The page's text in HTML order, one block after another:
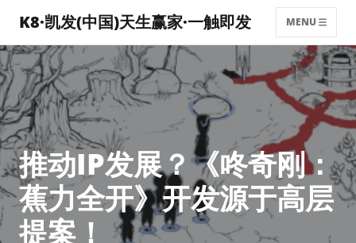
K8·凯发(中国)天生赢家·一触即发 MENU
推动IP发展？《咚奇刚：
蕉力全开》开发源于高层
提案！